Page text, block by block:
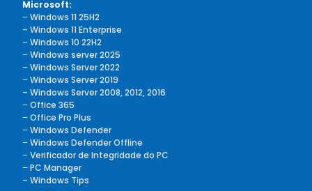
Microsoft:
–Windows 11 25H2
– Windows 11 Enterprise
–Windows 10 22H2
–Windows server 2025
–Windows Server 2022
–Windows Server 2019
– Windows Server 2008, 2012, 2016
–Office 365
–Office Pro Plus
–Windows Defender
–Windows Defender Offline
–Verificador de Integridade do PC
–PC Manager
– Windows Tips